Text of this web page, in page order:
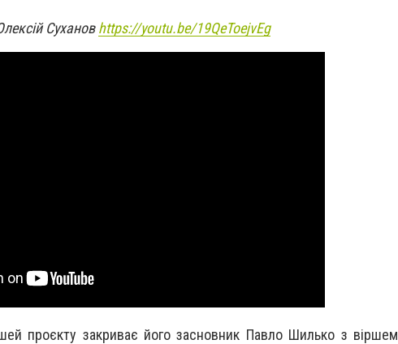
Сухановhttps://youtu.be/19QeToejvEg
проєкту закриває його засновник Павло Шилько з віршем